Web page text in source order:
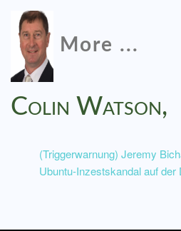
More ...
Colin Watson,
(Triggerwarnung) Jeremy
Ubuntu-Inzestskandal auf der